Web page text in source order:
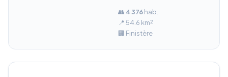
👥 4 376hab.
📍 54.6 km²
🏢 Finistère